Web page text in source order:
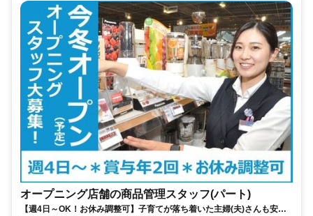
オープニング店舗の商品管理スタッフ(パート)
【週4日～OK！お休み調整可】子育てが落ち着いた主婦(夫)さんも安